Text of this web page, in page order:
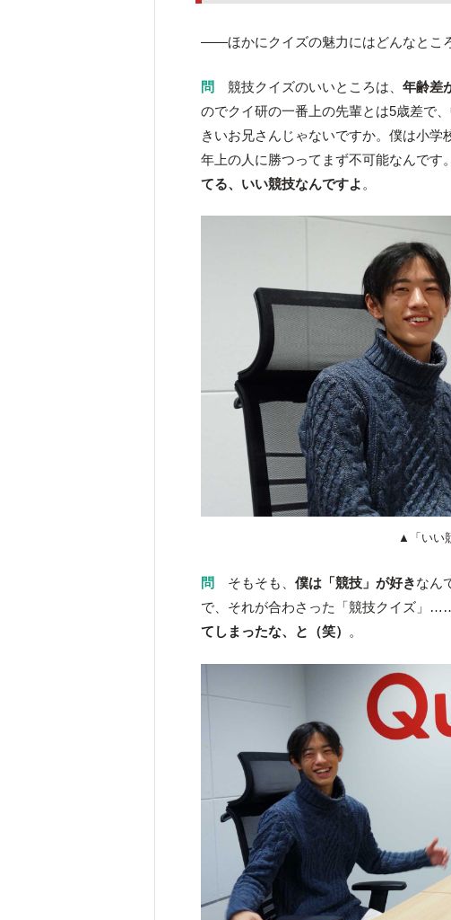
――ほかにクイズの魅力にはどんなとこ
問 競技クイズのいいところは、年齢差
のでクイ研の一番上の先輩とは5歳差で
きいお兄さんじゃないですか。僕は小
年上の人に勝つってまず不可能なんです
てる、いい競技なんですよ 。
▲「いい
問 そもそも、僕は「競技」が好きなん
で、それが合わさった「競技クイズ
てしまったな、と（笑）
。